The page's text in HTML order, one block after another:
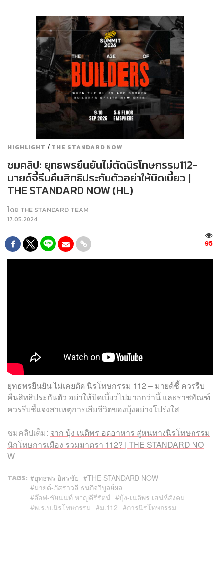
HIGHLIGHT / THE STANDARD NOW
ชมคลิป: ยุทธพรยืนยันไม่ตัดนิรโทษกรรม112-
มายด์จี้รีบคืนสิทธิประกันตัวอย่าให้บิดเบี้ยว |
THE STANDARD NOW (HL)
โดย THE STANDARD TEAM
17.05.2024
95
ยุทธพรยืนยัน ไม่เคยตัด นิรโทษกรรม 112 – มายด์ชี้ ควรรีบ
คืนสิทธิประกันตัว อย่าให้บิดเบี้ยวไปมากกว่านี้ และราชทัณฑ์
ควรรีบชี้แจงสาเหตุการเสียชีวิตของบุ้งอย่างโปร่งใส
ชมคลิปเต็ม: จาก บุ้ง เนติพร อดอาหาร สู่หนทางนิรโทษกรรม
นักโทษการเมือง รวมมาตรา 112? | THE STANDARD NO
W
TAGS: ยุทธพร อิสรชัย
THE STANDARD NOW
มายด์-ภัสราวลี ธนกิจวิบูลย์ผล
อ๊อฟ-ชัยนนท์ หาญคีรีรัตน์
บุ้ง-เนติพร เสน่ห์สังคม
พ.ร.บ.นิรโทษกรรม
ม.112 การนิรโทษกรรม